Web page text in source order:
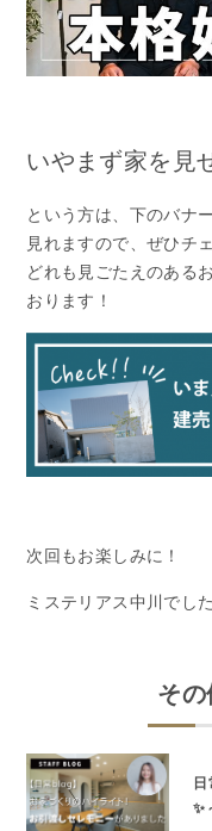
いやまず家を見
という方は、下のバナ
見れますので、ぜひチ
どれも見ごたえのある
おります！
次回もお楽しみに！
ミステリアス中川でし
その
✨